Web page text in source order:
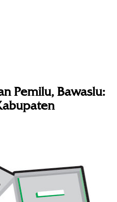
Pemilu, Bawaslu: